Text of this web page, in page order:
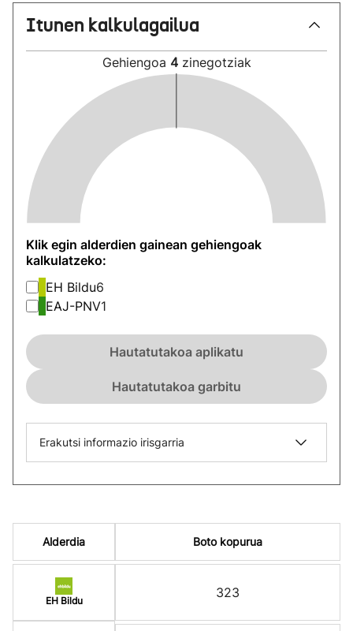
Itunen kalkulagailua
Gehiengoa 4 zinegotziak
Klik egin alderdien gainean gehiengoak
kalkulatzeko:
EH Bildu6
EAJ-PNV1
Hautatutakoa aplikatu
Hautatutakoa garbitu
Erakutsi informazio irisgarria
Alderdia
EH Bildu
Boto kopurua
323